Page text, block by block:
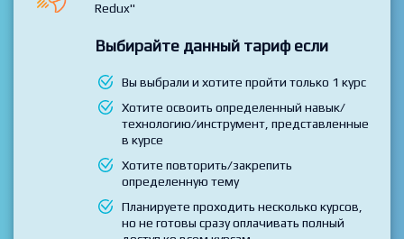
Redux"
Выбирайте данный тариф если
Вы выбрали и хотите пройти только 1 курс
Хотите освоить определенный навык/
технологию/инструмент, представленные
в курсе
Хотите повторить/закрепить
определенную тему
Планируете проходить несколько курсов,
но не готовы сразу оплачивать полный